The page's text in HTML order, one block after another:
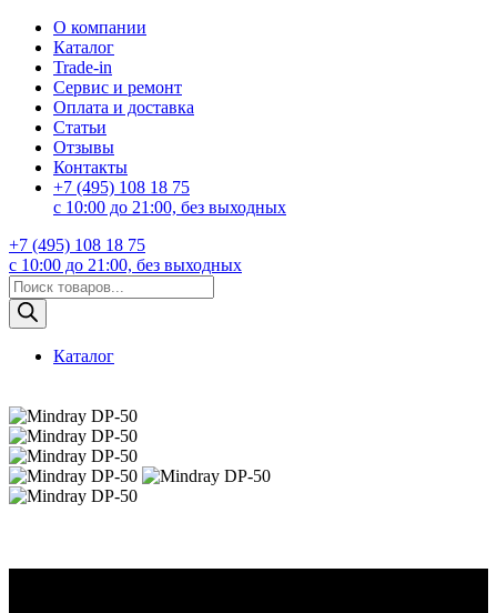
О компании
Каталог
Trade-in
Сервис и ремонт
Оплата и доставка
Статьи
Отзывы
Контакты
+7 (495) 108 18 75
с 10:00 до 21:00, без выходных
+7 (495) 108 18 75
с 10:00 до 21:00, без выходных
Поиск
товаров
Каталог